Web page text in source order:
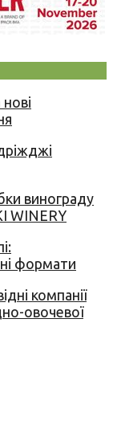
винограду
WINERY
формати
компанії
овочевої